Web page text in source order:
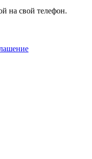
на свой телефон.